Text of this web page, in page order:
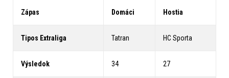
Zápas Domáci Hostia
Tipos Extraliga Tatran HC Sporta
Výsledok 34 27